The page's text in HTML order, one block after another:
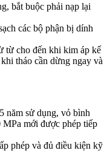
bắt buộc phải nạp lại
các bộ phận bị dính
từ cho đến khi kim áp kế
tháo cần dừng ngay và
năm sử dụng, vỏ bình
mới được phép tiếp
phép và đủ điều kiện kỹ